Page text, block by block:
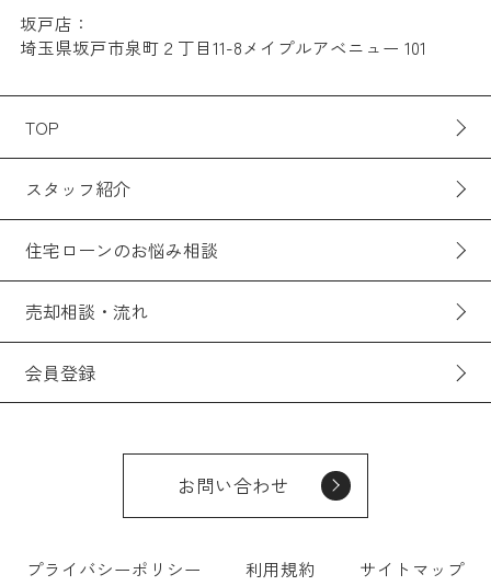
坂戸店：
埼玉県坂戸市泉町２丁目11-8メイプルアベニュー 101
TOP
スタッフ紹介
住宅ローンのお悩み相談
売却相談・流れ
会員登録
お問い合わせ
プライバシーポリシー 利用規約 サイトマップ